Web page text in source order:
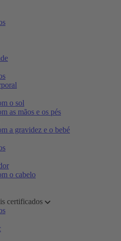
o sol
as mãos e os pés
a gravidez e o bebé
o cabelo
certificados